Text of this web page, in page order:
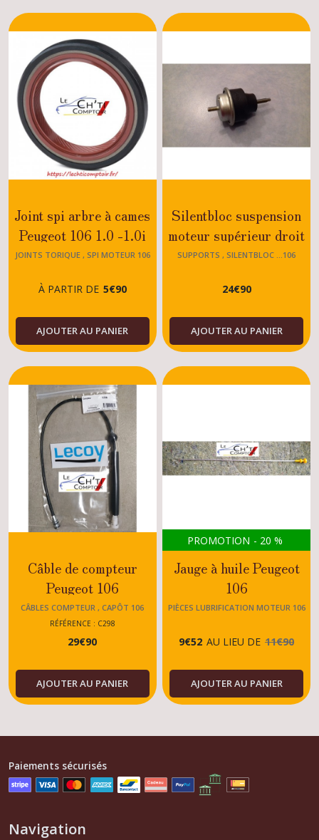
Joint spi arbre à cames
Peugeot 106 1.0 -1.0i
1.1- 1.1i - 1. 4 - 1.4i -
TU9 - TU1 - TU3 TU5
- TU5D - TU4D
JOINTS TORIQUE , SPI MOTEUR 106
À PARTIR DE 5€90
AJOUTER AU PANIER
Silentbloc suspension
moteur supérieur droit
106 XSI / RALLYE /
SUPPORTS , SILENTBLOC ...106
24€90
AJOUTER AU PANIER
Câble de compteur
Peugeot 106
S16/XSI/RALLYE/DIAESEL/ESSENCE
CÂBLES COMPTEUR , CAPÔT 106
RÉFÉRENCE : C298
29€90
AJOUTER AU PANIER
PROMOTION - 20 %
Jauge à huile Peugeot
106
Rallye/XSI/XS/
PIÈCES LUBRIFICATION MOTEUR 106
9€52 AU LIEU DE 11€90
AJOUTER AU PANIER
Paiements sécurisés
Navigation